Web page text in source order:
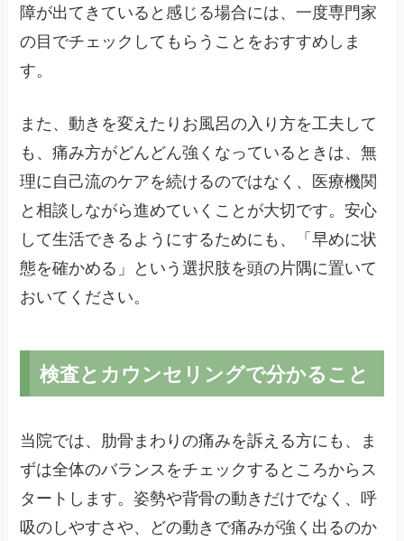
障が出てきていると感じる場合には、一度専門家
の目でチェックしてもらうことをおすすめしま
す。
また、動きを変えたりお風呂の入り方を工夫して
も、痛み方がどんどん強くなっているときは、無
理に自己流のケアを続けるのではなく、医療機関
と相談しながら進めていくことが大切です。安心
して生活できるようにするためにも、「早めに状
態を確かめる」という選択肢を頭の片隅に置いて
おいてください。
検査とカウンセリングで分かること
当院では、肋骨まわりの痛みを訴える方にも、ま
ずは全体のバランスをチェックするところからス
タートします。姿勢や背骨の動きだけでなく、呼
吸のしやすさや、どの動きで痛みが強く出るのか